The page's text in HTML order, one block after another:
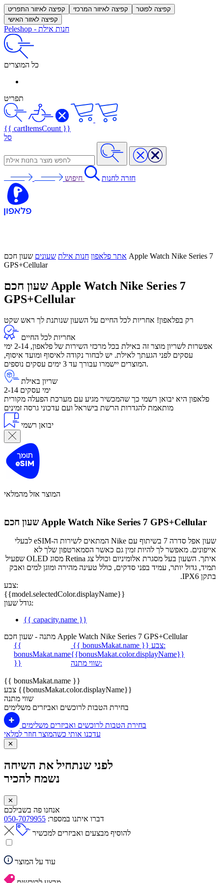
קפיצה לאיזור התפריט קפיצה לאיזור המרכזי
קפיצה לפוטר
קפיצה לאזור האישי
Peleshop - חנות אילת
כל המוצרים
תפריט
{{ cartItemsCount }}
סל
חזרה לחנות חיפוש
אתר פלאפון חנות אילת שעונים שעון חכם Apple Watch Nike Series 7
GPS+Cellular
שעון חכם Apple Watch Nike Series 7
GPS+Cellular
רק בפלאפון! אחריות לכל החיים על השעון שנותנת לך ראש שקט
אחריות לכל החיים
אפשרות לשריון מוצר זה באילת בכל מרכזי השירות של פלאפון, 2-14 ימי
עסקים לפני הגעתך לאילת. יש לבחור נקודה לאיסוף ומועד איסוף,
המוצרים יישמרו עבורך עד 3 ימים עסקים נוספים.
שריון באילת
2-14 ימי עסקים
פלאפון היא יבואן רשמי כך שהמכשיר מגיע עם מערכת הפעלה מקורית
מותאמת להגדרות הרשת בישראל ועם עדכוני גרסה זמינים
יבואן רשמי
המוצר אזל מהמלאי
שעון חכם Apple Watch Nike Series 7 GPS+Cellular
שעון אפל סדרה 7 בשיתוף עם Nike המתאים לשירות ה-eSIM לבעלי
אייפונים. מאפשר לך להיות זמין גם כאשר הסמארטפון שלך לא
איתך. השעון בעל מסגרת אלומיניום וכולל צג Retina מסוג OLED שפעיל
תמיד, גדול יותר, עמיד בפני סדקים, כולל טעינה מהירה ומוגן למים ואבק
בתקן IPX6.
צבע:
{{model.selectedColor.displayName}}
גודל שעון:
{{ capacity.name }}
מתנה - שעון חכם Apple Watch Nike Series 7 GPS+Cellular
{{
bonusMakat.name
}}
{{ bonusMakat.name }}
צבע:
{{bonusMakat.color.displayName}}
שווי מתנה:
{{ bonusMakat.name }}
צבע {{bonusMakat.color.displayName}}
שווי מתנה
בחירת הטבות לרוכשים ואביזרים משלימים
בחירת הטבות לרוכשים ואביזרים משלימים
עדכנו אותי כשהמוצר חוזר למלאי
✕
לפני שנתחיל את השיחה
נשמח להכיר
✕
אנחנו פה בשבילכם
דברו איתנו במספר: 050-7079955
להוסיף מבצעים ואביזרים למכשיר
עוד על המוצר